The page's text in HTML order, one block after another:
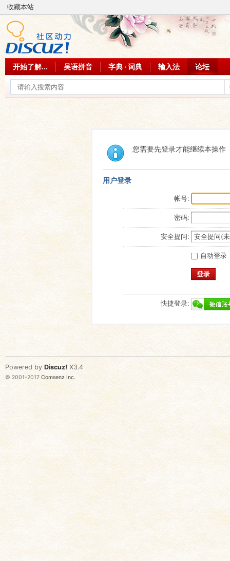
收藏本站
开始了解... 吴语拼音 字典 · 词典 输入法 论坛
您需要先登录才能继续本操作
用户登录
帐号:
密码:
安全提问:
自动登录
登录
快捷登录:
Powered by Discuz! X3.4
© 2001-2017 Comsenz Inc.